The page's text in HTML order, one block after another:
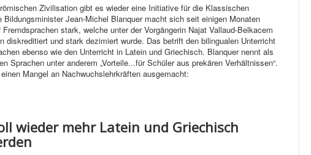
Zivilisation gibt es wieder eine Initiative für die Klassischen
Bildungsminister Jean-Michel Blanquer macht sich seit einigen Monaten
stark, welche unter der Vorgängerin Najat Vallaud-Belkacem
diskreditiert und stark dezimiert wurde. Das betrift den bilingualen Unterricht
ebenso wie den Unterricht in Latein und Griechisch. Blanquer nennt als
Sprachen unter anderem „Vorteile...für Schüler aus prekären Verhältnissen“.
Mangel an Nachwuchslehrkräften ausgemacht:
wieder mehr Latein und Griechisch